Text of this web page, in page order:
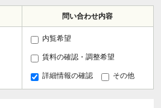
問い合わせ内容
内覧希望
賃料の確認・調整希望
詳細情報の確認 その他